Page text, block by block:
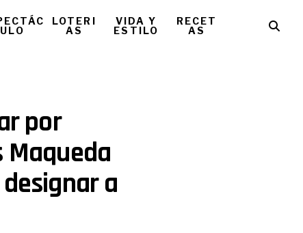
ULO
LOTERI
AS
VIDA Y
ESTILO
RECET
AS
por
Maqueda
a